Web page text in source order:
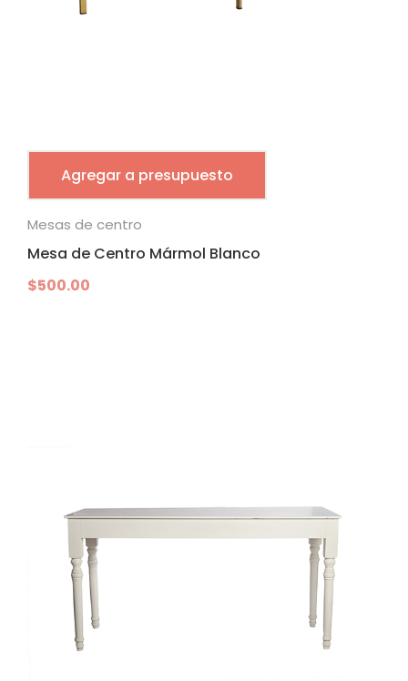
Agregar a presupuesto
Mesas de centro
Mesa de Centro Mármol Blanco
$500.00